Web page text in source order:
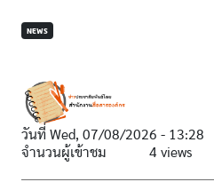
NEWS
วันที่ Wed, 07/08/2026 - 13:28
จำนวนผู้เข้าชม
4 views